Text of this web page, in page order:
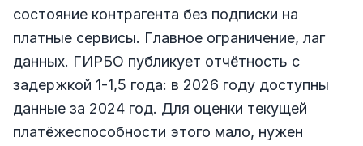
состояние контрагента без подписки на
платные сервисы. Главное ограничение, лаг
данных. ГИРБО публикует отчётность с
задержкой 1-1,5 года: в 2026 году доступны
данные за 2024 год. Для оценки текущей
платёжеспособности этого мало, нужен